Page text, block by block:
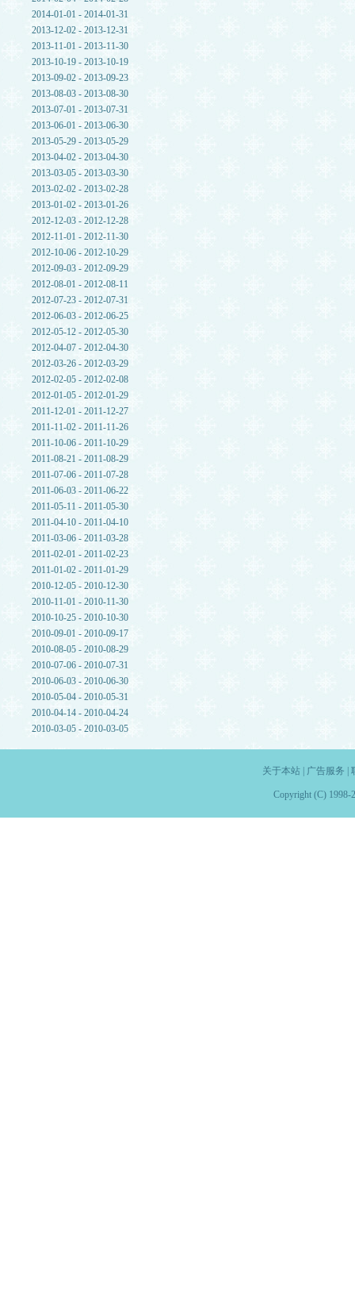
2014-01-01 - 2014-01-31
2013-12-02 - 2013-12-31
2013-11-01 - 2013-11-30
2013-10-19 - 2013-10-19
2013-09-02 - 2013-09-23
2013-08-03 - 2013-08-30
2013-07-01 - 2013-07-31
2013-06-01 - 2013-06-30
2013-05-29 - 2013-05-29
2013-04-02 - 2013-04-30
2013-03-05 - 2013-03-30
2013-02-02 - 2013-02-28
2013-01-02 - 2013-01-26
2012-12-03 - 2012-12-28
2012-11-01 - 2012-11-30
2012-10-06 - 2012-10-29
2012-09-03 - 2012-09-29
2012-08-01 - 2012-08-11
2012-07-23 - 2012-07-31
2012-06-03 - 2012-06-25
2012-05-12 - 2012-05-30
2012-04-07 - 2012-04-30
2012-03-26 - 2012-03-29
2012-02-05 - 2012-02-08
2012-01-05 - 2012-01-29
2011-12-01 - 2011-12-27
2011-11-02 - 2011-11-26
2011-10-06 - 2011-10-29
2011-08-21 - 2011-08-29
2011-07-06 - 2011-07-28
2011-06-03 - 2011-06-22
2011-05-11 - 2011-05-30
2011-04-10 - 2011-04-10
2011-03-06 - 2011-03-28
2011-02-01 - 2011-02-23
2011-01-02 - 2011-01-29
2010-12-05 - 2010-12-30
2010-11-01 - 2010-11-30
2010-10-25 - 2010-10-30
2010-09-01 - 2010-09-17
2010-08-05 - 2010-08-29
2010-07-06 - 2010-07-31
2010-06-03 - 2010-06-30
2010-05-04 - 2010-05-31
2010-04-14 - 2010-04-24
2010-03-05 - 2010-03-05
关于本站| 广告服务
Copyright (C) 1998-